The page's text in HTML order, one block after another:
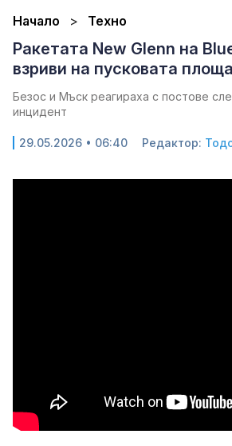
Начало Техно
Ракетата New Glenn на
взриви на пусковата
Безос и Мъск реагираха с постове
инцидент
29.05.2026 • 06:40 Редактор: